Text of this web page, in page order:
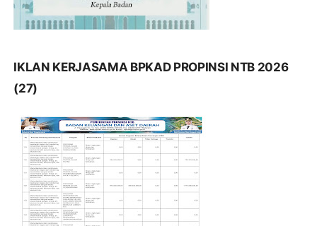
IKLAN KERJASAMA BPKAD PROPINSI NTB 2026
(27)